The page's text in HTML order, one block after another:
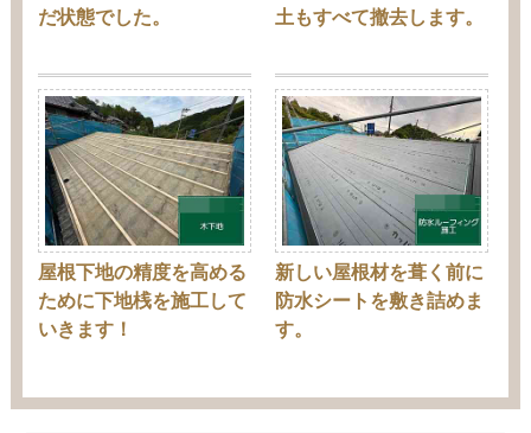
だ状態でした。
土もすべて撤去します。
屋根下地の精度を高める
ために下地桟を施工して
いきます！
新しい屋根材を葺く前に
防水シートを敷き詰めま
す。